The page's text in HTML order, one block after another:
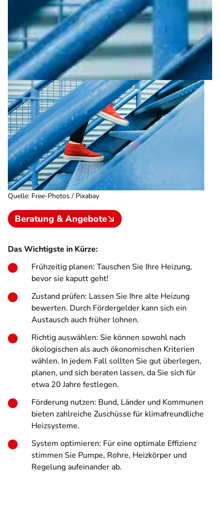
Quelle: Free-Photos / Pixabay
Beratung & Angebote
Das Wichtigste in Kürze:
Frühzeitig planen: Tauschen Sie Ihre Heizung,
bevor sie kaputt geht!
Zustand prüfen: Lassen Sie Ihre alte Heizung
bewerten. Durch Fördergelder kann sich ein
Austausch auch früher lohnen.
Richtig auswählen: Sie können sowohl nach
ökologischen als auch ökonomischen Kriterien
wählen. In jedem Fall sollten Sie gut überlegen,
planen, und sich beraten lassen, da Sie sich für
etwa 20 Jahre festlegen.
Förderung nutzen: Bund, Länder und Kommunen
bieten zahlreiche Zuschüsse für klimafreundliche
Heizsysteme.
System optimieren: Für eine optimale Effizienz
stimmen Sie Pumpe, Rohre, Heizkörper und
Regelung aufeinander ab.